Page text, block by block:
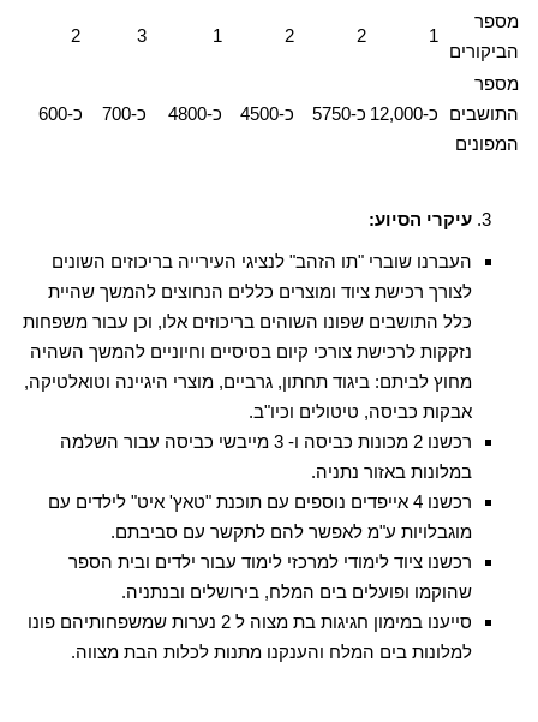
מספר
הביקורים
1
2
2
1
3
2
מספר
התושבים
המפונים
כ-12,000 כ-5750 כ-4500 כ-4800 כ-700 כ-600
עיקרי הסיוע:
העברנו שוברי "תו הזהב" לנציגי העירייה בריכוזים השונים
לצורך רכישת ציוד ומוצרים כללים הנחוצים להמשך שהיית
כלל התושבים שפונו השוהים בריכוזים אלו, וכן עבור משפחות
נזקקות לרכישת צורכי קיום בסיסיים וחיוניים להמשך השהיה
מחוץ לביתם: ביגוד תחתון, גרביים, מוצרי היגיינה וטואלטיקה,
אבקות כביסה, טיטולים וכיו"ב.
רכשנו 2 מכונות כביסה ו- 3 מייבשי כביסה עבור השלמה
במלונות באזור נתניה.
רכשנו 4 אייפדים נוספים עם תוכנת "טאץ' איט" לילדים עם
מוגבלויות ע"מ לאפשר להם לתקשר עם סביבתם.
רכשנו ציוד לימודי למרכזי לימוד עבור ילדים ובית הספר
שהוקמו ופועלים בים המלח, בירושלים ובנתניה.
סייענו במימון חגיגות בת מצוה ל 2 נערות שמשפחותיהם פונו
למלונות בים המלח והענקנו מתנות לכלות הבת מצווה.